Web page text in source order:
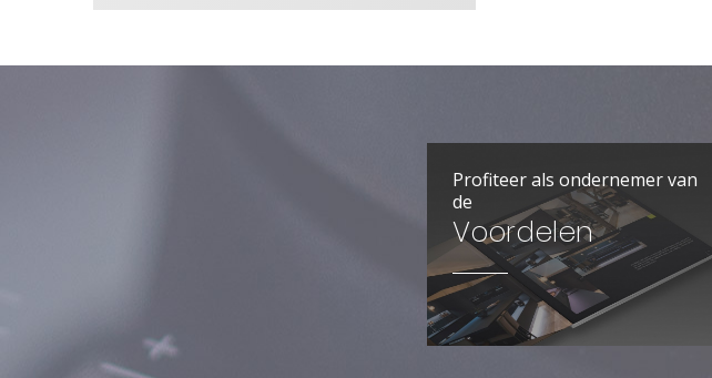
Profiteer als ondernemer van
de
Voordelen